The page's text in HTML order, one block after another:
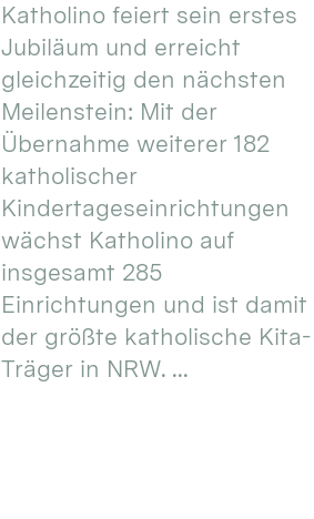
Katholino feiert sein erstes
Jubiläum und erreicht
gleichzeitig den nächsten
Meilenstein: Mit der
Übernahme weiterer 182
katholischer
Kindertageseinrichtungen
wächst Katholino auf
insgesamt 285
Einrichtungen und ist damit
der größte katholische Kita-
Träger in NRW. ...